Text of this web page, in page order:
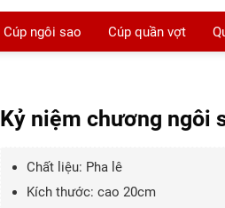
Cúp ngôi sao Cúp quần vợt
Kỷ niệm chương ngôi
Chất liệu: Pha lê
Kích thước: cao 20cm